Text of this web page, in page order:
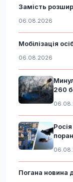
Замість
06.08.2026
Мобілізація
06.08.2026
260
Погана новина